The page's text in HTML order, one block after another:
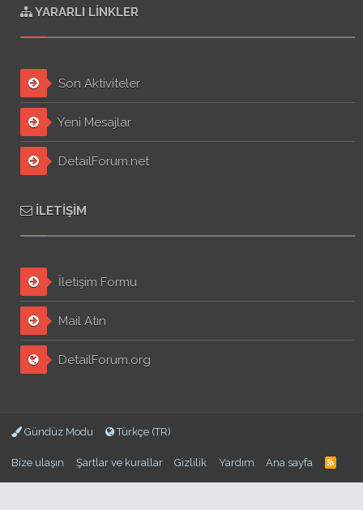
YARARLI LINKLER
Son Aktiviteler
Yeni Mesajlar
DetailForum.net
İLETIŞIM
İletişim Formu
Mail Atın
DetailForum.org
Gündüz Modu Türkçe (TR)
Bize ulaşın Şartlar ve kurallar Gizlilik Yardım Ana sayfa